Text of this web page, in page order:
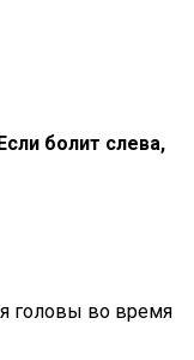
болит слева,
головы во время